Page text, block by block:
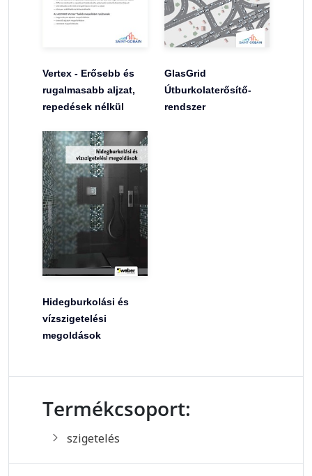
Vertex - Erősebb és
rugalmasabb aljzat,
repedések nélkül
GlasGrid
Útburkolaterősítő-
rendszer
Hidegburkolási és
vízszigetelési
megoldások
Termékcsoport:
szigetelés